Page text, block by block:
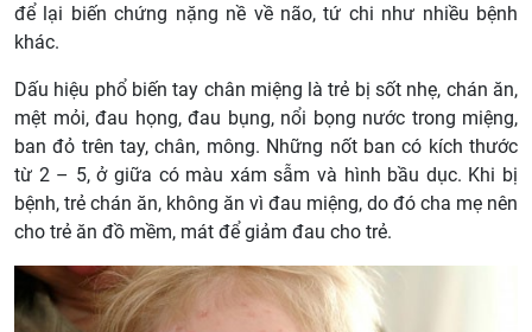
để lại biến chứng nặng nề về não, tứ chi như nhiều bệnh
khác.
Dấu hiệu phổ biến tay chân miệng là trẻ bị sốt nhẹ, chán ăn,
mệt mỏi, đau họng, đau bụng, nổi bọng nước trong miệng,
ban đỏ trên tay, chân, mông. Những nốt ban có kích thước
từ 2 – 5, ở giữa có màu xám sẫm và hình bầu dục. Khi bị
bệnh, trẻ chán ăn, không ăn vì đau miệng, do đó cha mẹ nên
cho trẻ ăn đồ mềm, mát để giảm đau cho trẻ.